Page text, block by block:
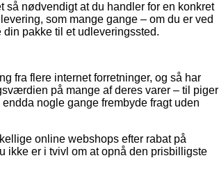
så nødvendigt at du handler for en konkret
som mange gange – om du er ved
pakke til et udleveringssted.
fra flere internet forretninger, og så har
på mange af deres varer – til piger
nogle gange frembyde fragt uden
online webshops efter rabat på
ikke er i tvivl om at opnå den prisbilligste